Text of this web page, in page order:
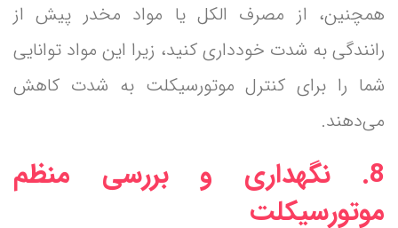
همچنین، از مصرف الکل یا مواد مخدر پیش از
رانندگی به شدت خودداری کنید، زیرا این مواد توانایی
شما را برای کنترل موتورسیکلت به شدت کاهش
می‌دهند.
8. نگهداری و بررسی منظم
موتورسیکلت